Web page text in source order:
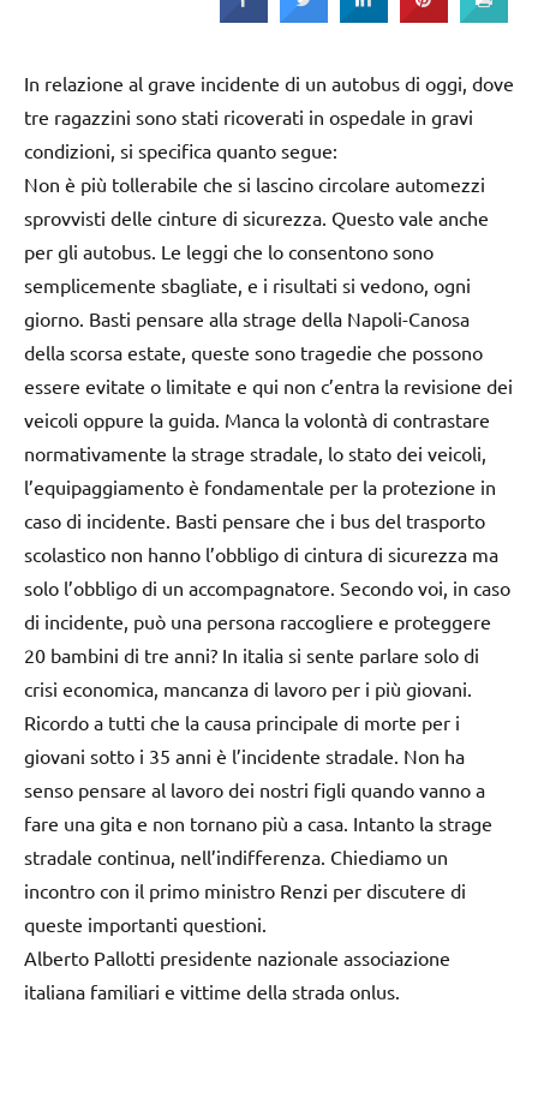
In relazione al grave incidente di un autobus di oggi, dove
tre ragazzini sono stati ricoverati in ospedale in gravi
condizioni, si specifica quanto segue:
Non è più tollerabile che si lascino circolare automezzi
sprovvisti delle cinture di sicurezza. Questo vale anche
per gli autobus. Le leggi che lo consentono sono
semplicemente sbagliate, e i risultati si vedono, ogni
giorno. Basti pensare alla strage della Napoli-Canosa
della scorsa estate, queste sono tragedie che possono
essere evitate o limitate e qui non c’entra la revisione dei
veicoli oppure la guida. Manca la volontà di contrastare
normativamente la strage stradale, lo stato dei veicoli,
l’equipaggiamento è fondamentale per la protezione in
caso di incidente. Basti pensare che i bus del trasporto
scolastico non hanno l’obbligo di cintura di sicurezza ma
solo l’obbligo di un accompagnatore. Secondo voi, in caso
di incidente, può una persona raccogliere e proteggere
20 bambini di tre anni? In italia si sente parlare solo di
crisi economica, mancanza di lavoro per i più giovani.
Ricordo a tutti che la causa principale di morte per i
giovani sotto i 35 anni è l’incidente stradale. Non ha
senso pensare al lavoro dei nostri figli quando vanno a
fare una gita e non tornano più a casa. Intanto la strage
stradale continua, nell’indifferenza. Chiediamo un
incontro con il primo ministro Renzi per discutere di
queste importanti questioni.
Alberto Pallotti presidente nazionale associazione
italiana familiari e vittime della strada onlus.